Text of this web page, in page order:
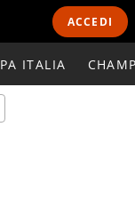
ACCEDI
ITALIA